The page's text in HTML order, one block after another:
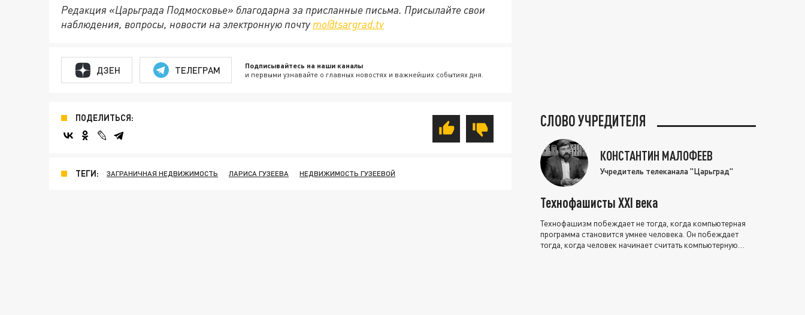
Редакция «Царьграда Подмосковье» благодарна за присланные письма. Присылайте свои
наблюдения, вопросы, новости на электронную почту mo@tsargrad.tv
ДЗЕН ТЕЛЕГРАМ Подписывайтесь на наши каналы
и первыми узнавайте о главных новостях и важнейших событиях дня.
ПОДЕЛИТЬСЯ:
ТЕГИ: ЗАГРАНИЧНАЯ НЕДВИЖИМОСТЬ ЛАРИСА ГУЗЕЕВА НЕДВИЖИМОСТЬ ГУЗЕЕВОЙ
СЛОВО УЧРЕДИТЕЛЯ
КОНСТАНТИН МАЛОФЕЕВ
Учредитель телеканала "Царьград"
Технофашисты XXI века
Технофашизм побеждает не тогда, когда компьютерная
программа становится умнее человека. Он побеждает
тогда, когда человек начинает считать компьютерную